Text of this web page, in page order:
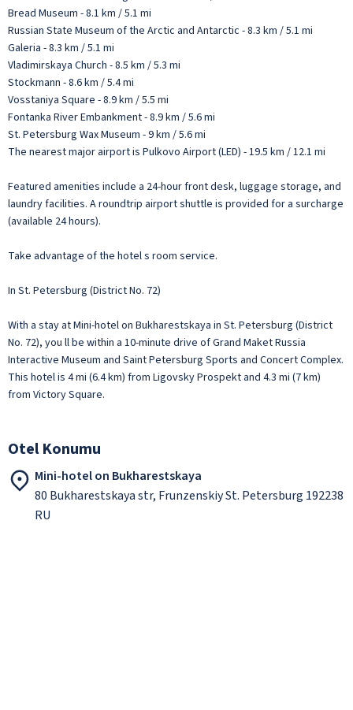
Bread Museum - 8.1 km / 5.1 mi
Russian State Museum of the Arctic and Antarctic - 8.3 km / 5.1 mi
Galeria - 8.3 km / 5.1 mi
Vladimirskaya Church - 8.5 km / 5.3 mi
Stockmann - 8.6 km / 5.4 mi
Vosstaniya Square - 8.9 km / 5.5 mi
Fontanka River Embankment - 8.9 km / 5.6 mi
St. Petersburg Wax Museum - 9 km / 5.6 mi
The nearest major airport is Pulkovo Airport (LED) - 19.5 km / 12.1 mi
Featured amenities include a 24-hour front desk, luggage storage, and
laundry facilities. A roundtrip airport shuttle is provided for a surcharge
(available 24 hours).
Take advantage of the hotel s room service.
In St. Petersburg (District No. 72)
With a stay at Mini-hotel on Bukharestskaya in St. Petersburg (District
No. 72), you ll be within a 10-minute drive of Grand Maket Russia
Interactive Museum and Saint Petersburg Sports and Concert Complex.
This hotel is 4 mi (6.4 km) from Ligovsky Prospekt and 4.3 mi (7 km)
from Victory Square.
Otel Konumu
Mini-hotel on Bukharestskaya
80 Bukharestskaya str, Frunzenskiy St. Petersburg 192238
RU